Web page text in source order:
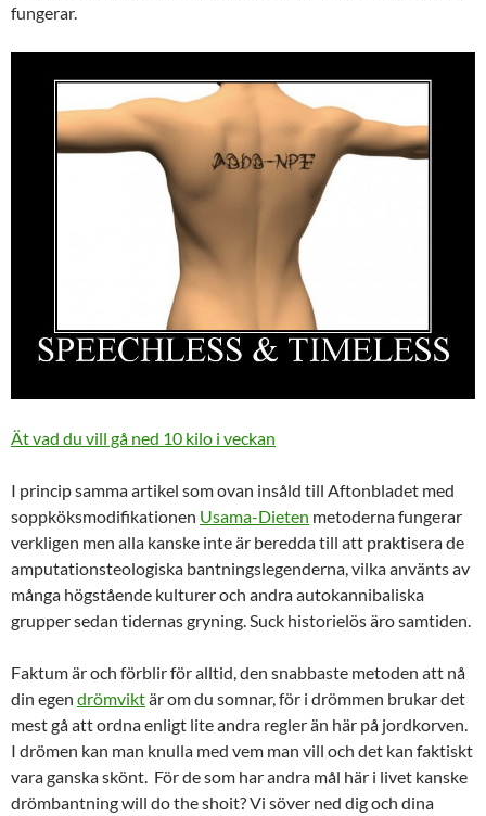
fungerar.
Ät vad du vill gå ned 10 kilo i veckan
I princip samma artikel som ovan insåld till Aftonbladet med
soppköksmodifikationen Usama-Dieten metoderna fungerar
verkligen men alla kanske inte är beredda till att praktisera de
amputationsteologiska bantningslegenderna, vilka använts av
många högstående kulturer och andra autokannibaliska
grupper sedan tidernas gryning. Suck historielös äro samtiden.
Faktum är och förblir för alltid, den snabbaste metoden att nå
din egen drömviktär om du somnar, för i drömmen brukar det
mest gå att ordna enligt lite andra regler än här på jordkorven.
I drömen kan man knulla med vem man vill och det kan faktiskt
vara ganska skönt. För de som har andra mål här i livet kanske
drömbantning will do the shoit? Vi söver ned dig och dina